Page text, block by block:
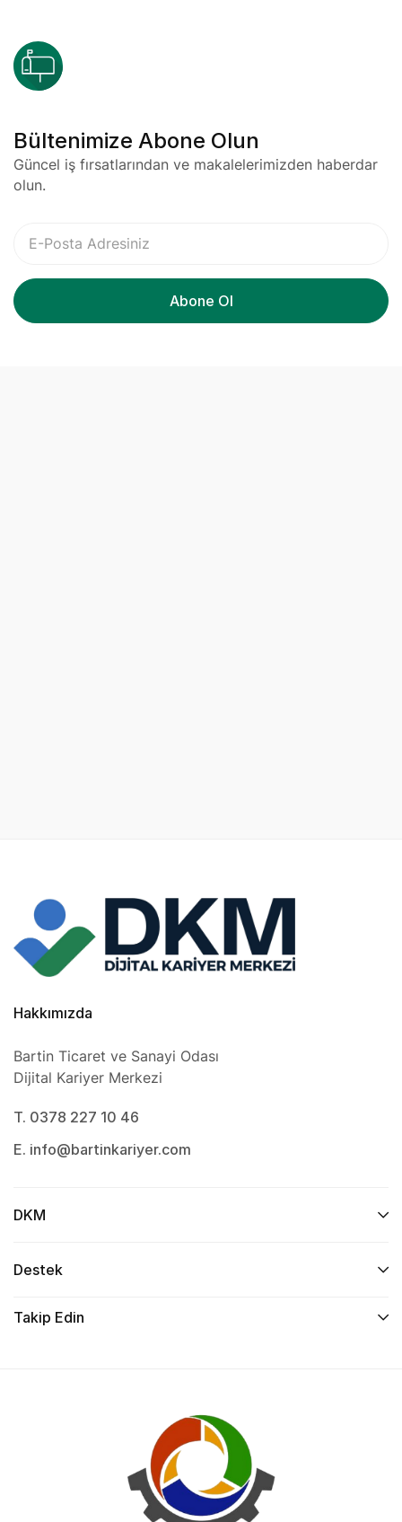
Bültenimize Abone Olun
Güncel iş fırsatlarından ve makalelerimizden haberdar
olun.
Hakkımızda
Bartin Ticaret ve Sanayi Odası
Dijital Kariyer Merkezi
T. 0378 227 10 46
E. info@bartinkariyer.com
DKM
Destek
Takip Edin